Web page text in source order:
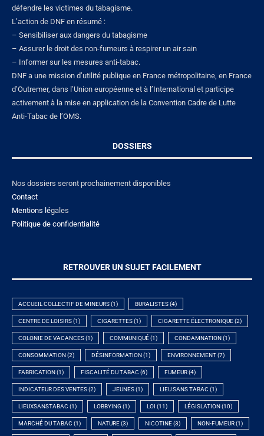
défendre les victimes du tabagisme.
L’action de DNF en résumé :
– Sensibiliser aux dangers du tabagisme
– Assurer le droit des non-fumeurs à respirer un air sain
– Informer sur les mesures anti-tabac.
DNF a une mission d’utilité publique en France métropolitaine, en France
d’Outremer, dans l’Union européenne et à l’International et participe
activement à la mise en application de la Convention Cadre de Lutte
Anti-Tabac de l’OMS.
DOSSIERS
Nos dossiers seront prochainement disponibles
Contact
Mentions légales
Politique de confidentialité
RETROUVER UN SUJET FACILEMENT
ACCUEIL COLLECTIF DE MINEURS(1) BURALISTES(4)
CENTRE DE LOISIRS(1) CIGARETTES(1) CIGARETTE ÉLECTRONIQUE(2)
COLONIE DE VACANCES(1) COMMUNIQUÉ(1) CONDAMNATION (1)
CONSOMMATION (2) DÉSINFORMATION (1) ENVIRONNEMENT(7)
FABRICATION (1) FISCALITÉ DU TABAC (6) FUMEUR(4)
INDICATEUR DES VENTES(2) JEUNES(1) LIEU SANS TABAC (1)
LIEUXSANSTABAC (1) LOBBYING (1) LOI (11) LÉGISLATION (10)
MARCHÉ DU TABAC (1) NATURE(3) NICOTINE(3) NON-FUMEUR(1)